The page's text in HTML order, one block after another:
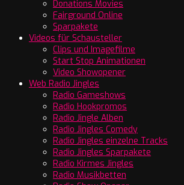
Donations Movies
Fairground Online
Sparpakete
Videos für Schausteller
Clips und Imagefilme
Start Stop Animationen
Video Showopener
Web Radio Jingles
Radio Gameshows
Radio Hookpromos
Radio Jingle Alben
Radio Jingles Comedy
Radio Jingles einzelne Tracks
Radio Jingles Sparpakete
Radio Kirmes Jingles
Radio Musikbetten